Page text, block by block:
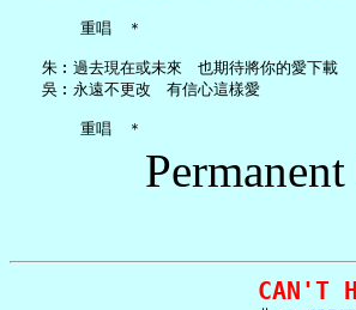
       重唱　＊
   朱︰過去現在或未來　也期待將你的愛下載
   吳︰永遠不更改　有信心這樣愛
CAN'T